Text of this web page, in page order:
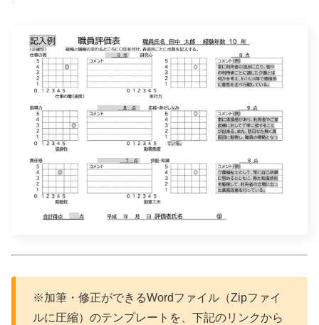
※加筆・修正ができるWordファイル（Zipファイ
ルに圧縮）のテンプレートを、下記のリンクから